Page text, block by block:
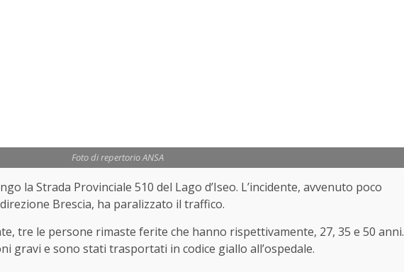
Foto di repertorio ANSA
la Strada Provinciale 510 del Lago d’Iseo. L’incidente, avvenuto poco
Brescia, ha paralizzato il traffico.
tre le persone rimaste ferite che hanno rispettivamente, 27, 35 e 50 anni.
gravi e sono stati trasportati in codice giallo all’ospedale.